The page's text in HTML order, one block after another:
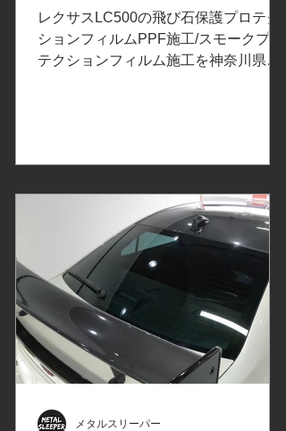
ドライトの飛び石保護スモークプロテ
クションフィルムPP
クションフィルム/神奈川県
川崎市H様
レクサスLC500の飛び石保護プロテク
ションフィルムPPF施工/スモークプロ
テクションフィルム施工を神奈川県川
レム、テールレンズ、リフレクターに
施工。事前の打ち合わせで決定したカ
ーラッピングフィルムはこちら↓ プロ
テクションフィルムの比較、検証①改
訂版 でご紹介したXPELエクスペルの
プロテクションフィルム
PPF「ULTIMATE PLUS」アルティメ
ットプラスは、傷や環境汚染物質から
保護されている安心感が得られ、飛び
石/砂利/油/虫の酸/鳥の糞/花粉/黄砂/雨
されています。ヘッドライトに使用し
メタルスリーパー